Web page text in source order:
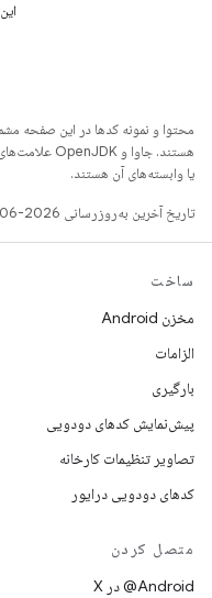
محتوا و نمونه کدها در این صفحه
یا وابسته‌های آن هستند.
تاریخ آخرین به‌روزرسانی 2026-06-25 به‌وقت ساعت هماهنگ جهانی.
ساخت
مخزن Android
الزامات
بارگیری
پیش‌نمایش کدهای دودویی
تصاویر تنظیمات کارخانه
کدهای دودویی درایور
متصل کردن
‫‎@Android در X